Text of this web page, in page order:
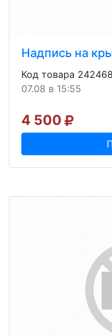
Надпись на
Код товара 242468
07.08 в 15:55
4 500